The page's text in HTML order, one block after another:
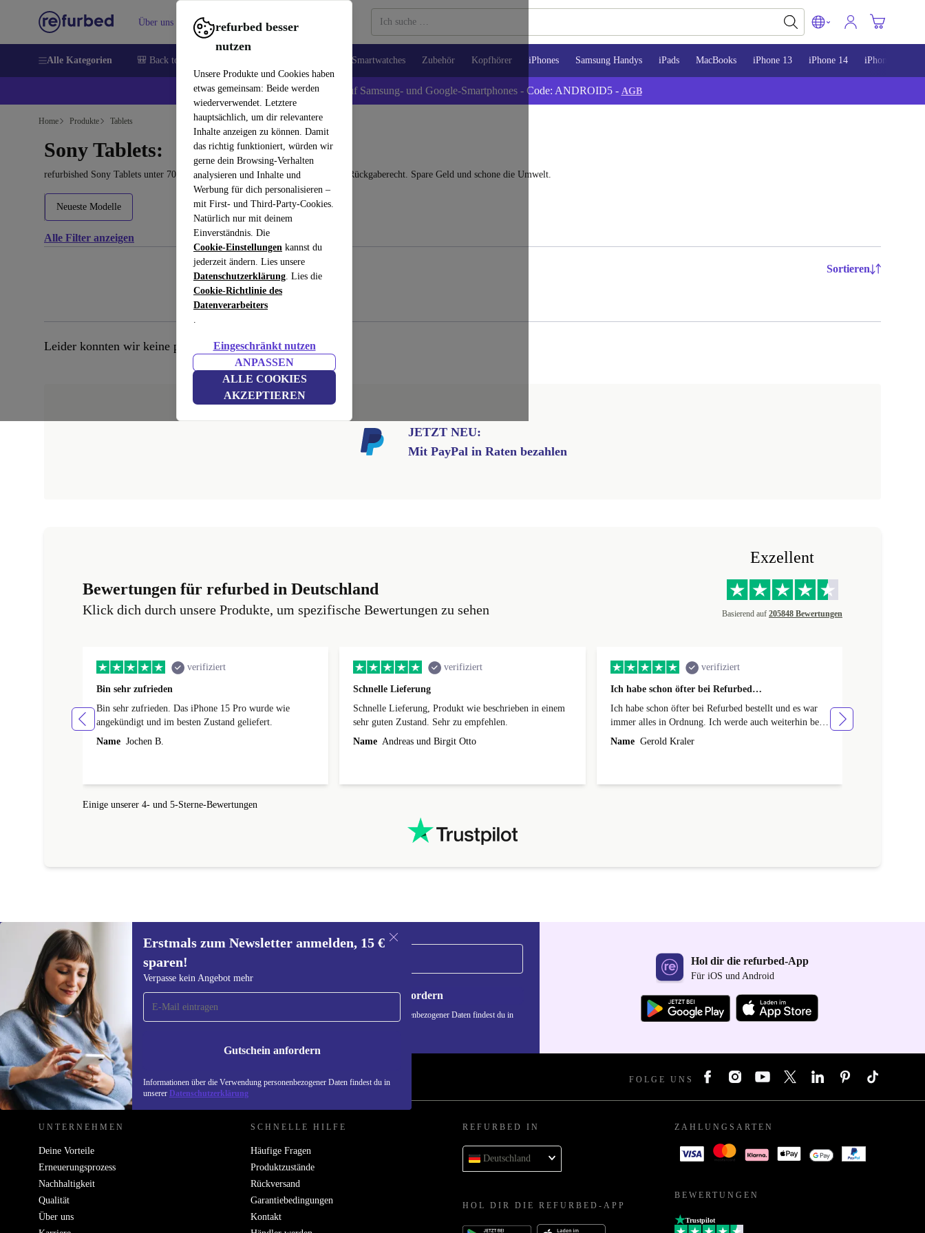
refurbed besser
nutzen
Unsere Produkte und Cookies haben
etwas gemeinsam: Beide werden
wiederverwendet. Letztere
hauptsächlich, um dir relevantere
Inhalte anzeigen zu können. Damit
das richtig funktioniert, würden wir
gerne dein Browsing-Verhalten
analysieren und Inhalte und
Werbung für dich personalisieren –
mit First- und Third-Party-Cookies.
Natürlich nur mit deinem
Einverständnis. Die
Cookie-Einstellungen kannst du
jederzeit ändern. Lies unsere
Datenschutzerklärung. Lies die
Cookie-Richtlinie des
Datenverarbeiters
.
Eingeschränkt nutzen
ANPASSEN
ALLE COOKIES
AKZEPTIEREN
Über uns Verkaufen Hilfe
Alle Kategorien 🎒 Back to school Smartwatches Zubehör Kopfhörer iPhones Samsung Handys iPads MacBooks iPhone 13 iPhone 14 iPhone 15
💰 Extra -5% auf Samsung- und Google-Smartphones - Code: ANDROID5 - AGB
Home Produkte Tablets
Sony Tablets:
refurbished Sony Tablets unter 700€ kaufen – Qualität, Garantie und 30 Tage Rückgaberecht. Spare Geld und schone die Umwelt.
Neueste Modelle
Alle Filter anzeigen
Sortieren
Leider konnten wir keine passenden Produkte finden.
JETZT NEU:
Mit PayPal in Raten bezahlen
Bewertungen für refurbed in Deutschland
Klick dich durch unsere Produkte, um spezifische Bewertungen zu sehen
Exzellent
Basierend auf 205848 Bewertungen
verifiziert
Bin sehr zufrieden
Bin sehr zufrieden. Das iPhone 15 Pro wurde wie
angekündigt und im besten Zustand geliefert.
Name Jochen B.
verifiziert
Schnelle Lieferung
Schnelle Lieferung, Produkt wie beschrieben in einem
sehr guten Zustand. Sehr zu empfehlen.
Name Andreas und Birgit Otto
verifiziert
Ich habe schon öfter bei Refurbed…
Ich habe schon öfter bei Refurbed bestellt und es war
immer alles in Ordnung. Ich werde auch weiterhin bei
Refurbed bestellen.
Name Gerold Kraler
Einige unserer 4- und 5-Sterne-Bewertungen
Erstmals zum Newsletter anmelden, 15 €
sparen!
Verpasse kein Angebot mehr
Gutschein anfordern
Informationen über die Verwendung personenbezogener Daten findest du in
unserer Datenschutzerklärung
Erstmals zum Newsletter
anmelden, 15 € sparen!
Verpasse kein Angebot mehr.
Gutschein anfordern
Informationen über die Verwendung personenbezogener Daten findest du in
Hol dir die refurbed-App
Für iOS und Android
REFURBED DEUTSCHLAND - RETHINK NEW. FOLGE UNS
UNTERNEHMEN
Deine Vorteile
Erneuerungsprozess
Nachhaltigkeit
Qualität
Über uns
SCHNELLE HILFE
Häufige Fragen
Produktzustände
Rückversand
Garantiebedingungen
Kontakt
REFURBED IN
Deutschland
HOL DIR DIE REFURBED-APP
ZAHLUNGSARTEN
BEWERTUNGEN
Trustpilot